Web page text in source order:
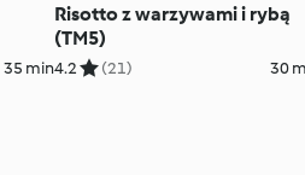
35 min
Risotto z warzywami i rybą
(TM5)
4.2 (21) 30